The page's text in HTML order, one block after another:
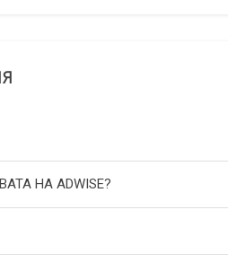
НА ADWISE?